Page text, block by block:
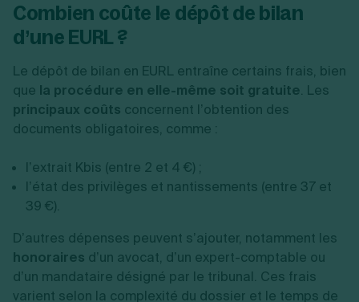
Combien coûte le dépôt de bilan
d’une EURL ?
Le dépôt de bilan en EURL entraîne certains frais, bien
que la procédure en elle-même soit gratuite. Les
principaux coûts concernent l’obtention des
documents obligatoires, comme :
l’extrait Kbis (entre 2 et 4 €) ;
l’état des privilèges et nantissements (entre 37 et
39 €).
D’autres dépenses peuvent s’ajouter, notamment les
honoraires d’un avocat, d’un expert-comptable ou
d’un mandataire désigné par le tribunal. Ces frais
varient selon la complexité du dossier et le temps de